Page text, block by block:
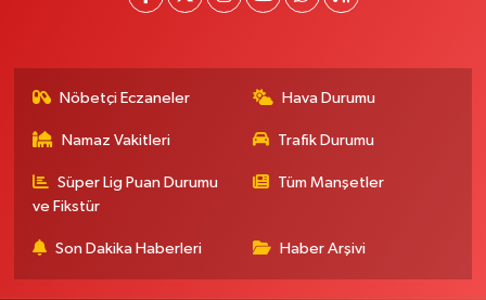
Nöbetçi Eczaneler Hava Durumu
Namaz Vakitleri Trafik Durumu
Süper Lig Puan Durumu
ve Fikstür
Tüm Manşetler
Son Dakika Haberleri Haber Arşivi